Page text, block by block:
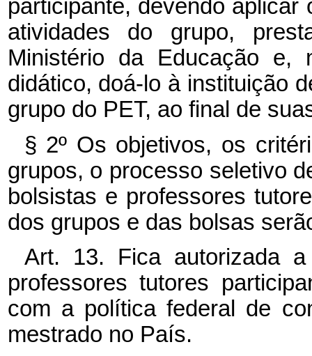
participante, devendo
atividades do grupo,
Ministério da Educação e,
didático, doá-lo à instituição
grupo do PET, ao final de
§ 2º Os objetivos, os
grupos, o processo seletivo
bolsistas e professores
dos grupos e das bolsas
Art. 13. Fica autorizada
professores tutores
com a política federal de
mestrado no País.